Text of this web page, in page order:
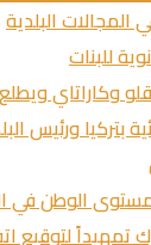
المجالات البلدية
للبنات
وكاراتاي
الوطن في
تمهيداً لتوقيع